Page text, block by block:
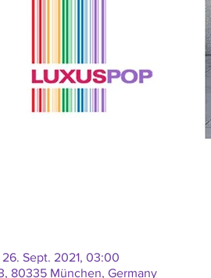
Sept. 2021, 03:00
80335 München, Germany